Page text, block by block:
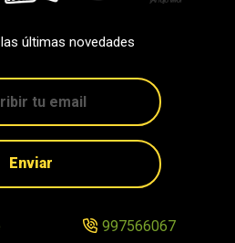
últimas novedades
Enviar
997566067